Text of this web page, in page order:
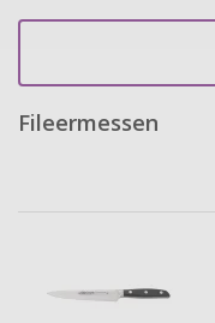
Fileermessen